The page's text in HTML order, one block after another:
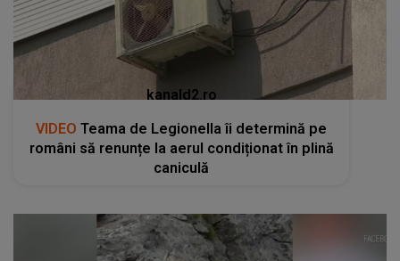
kanald2.ro
VIDEO Teama de Legionella îi determină pe
români să renunțe la aerul condiționat în plină
caniculă